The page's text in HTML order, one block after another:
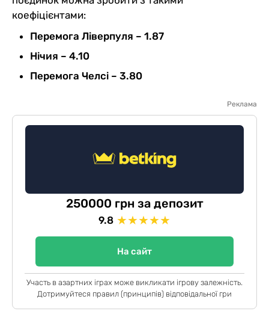
коефіцієнтами:
Перемога Ліверпуля – 1.87
Нічия – 4.10
Перемога Челсі – 3.80
Реклама
250000 грн за депозит
9.8 ★★★★★
На сайт
Участь в азартних іграх може викликати ігрову залежність.
Дотримуйтеся правил (принципів) відповідальної гри